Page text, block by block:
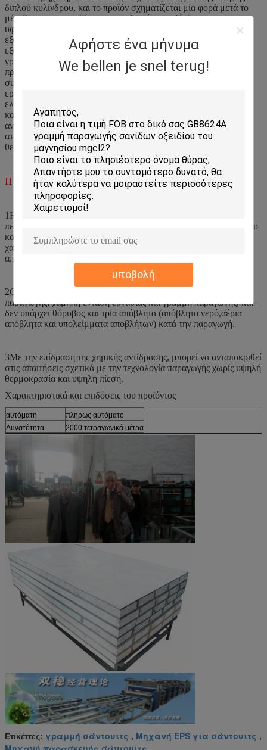
Αφήστε ένα μήνυμα
We bellen je snel terug!
υποβολή
διπλού κυλίνδρου, και το προϊόν σχηματίζεται μία φορά μετά το
μέγεθος, την τροφοδότηση του υλικού, την εξάπλωση μη
υφασμένου ύφασματος, τη σύνθεση και την καταστολή.Ο
εξοπλισμός λειτουργεί σταθερά με υψηλό αυτόματο βαθμόΟ
εξοπλισμός υλοποιεί στην πραγματικότητα την βιομηχανική
γραμμή παραγωγής νέων μοντέλων πίνακα τοίχου κτιρίου,και το
προϊόν έχει ομοιόμορφη και γυαλισμένη επιφάνεια με υψηλή
συμπαγήΟ εξοπλισμός μειώνει σε μεγάλο βαθμό την ένταση
εργασίας του εργαζόμενου και αντικαθιστά πλήρως πολλές
ελλείψεις του πρώην χύτευσης με όρθιο καλούπι ή επίπεδο
καλούπι, όπως η χρήση μεγάλου καλούπι,χαμηλό ποσοστό
ανακύκλωσης, απαιτείται ηλεκτρική θέρμανση ή θέρμανση με
ατμό, ένα είδος προϊόντος καθώς και η ηχομόνωση και η
θερμοσυντήρηση που δεν πληρούν τις απαιτήσεις της αγοράς.
ΙΙ Χαρακτηριστικό του έργου
1Η πηγή των πρώτων υλών παραγωγής είναι ευρεία χωρίς
περιφερειακούς περιορισμούς.Πολλά είδη καλλιεργητικού άχυρου
και ανόργανων υλικών (όπως ταλκική σκόνη)Το έργο αυτό έχει
χαμηλό κόστος παραγωγής, μικρή επένδυση και γρήγορη
αποτελεσματικότητα.
2Ο εξοπλισμός έχει υψηλό βαθμό αυτόματης, απλή τεχνολογία
παραγωγής, χαμηλή ένταση εργασίας και γραμμή παραγωγής, και
δεν υπάρχει θόρυβος και τρία απόβλητα (απόβλητο νερό,αέρια
απόβλητα και υπολείμματα αποβλήτων) κατά την παραγωγή.
3Με την επίδραση της χημικής αντίδρασης, μπορεί να ανταποκριθεί
στις απαιτήσεις σχετικά με την τεχνολογία παραγωγής χωρίς υψηλή
θερμοκρασία και υψηλή πίεση.
Χαρακτηριστικά και επιδόσεις του προϊόντος
αυτόματη
πλήρως αυτόματο
Δυνατότητα
2000 τετραγωνικά μέτρα
Ετικέττες: γραμμή σάντουιτς , Μηχανή EPS για σάντουιτς ,